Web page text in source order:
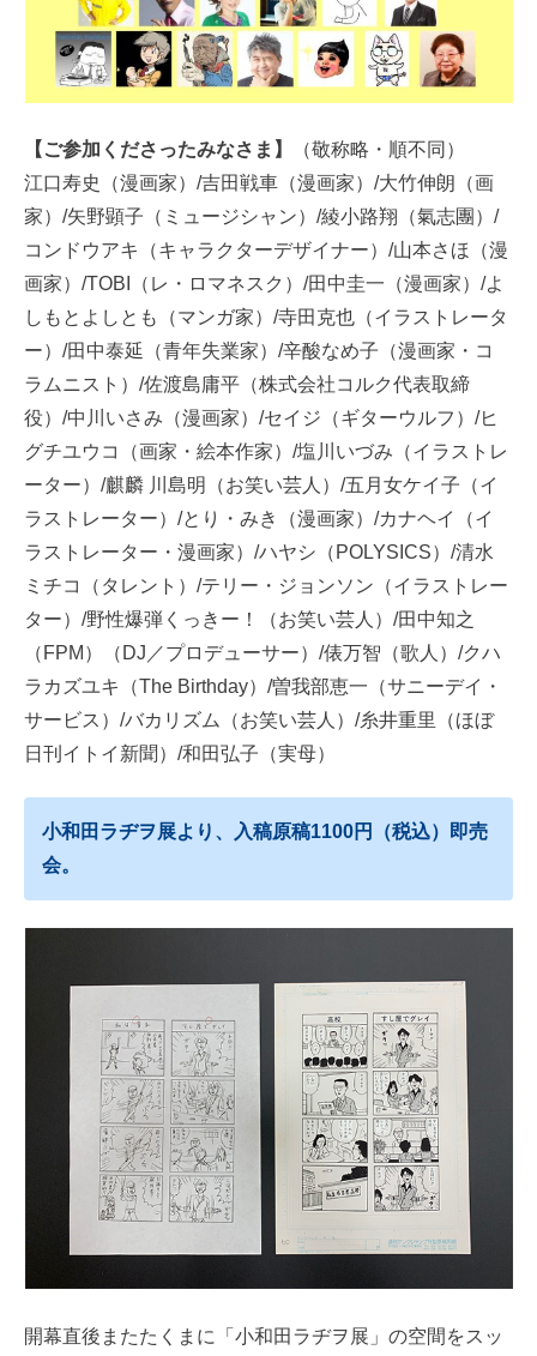
【ご参加くださったみなさま】
（敬称略・順不同）
江口寿史（漫画家）/吉田戦車（漫画家）/大竹伸朗（画
家）/矢野顕子（ミュージシャン）/綾小路翔（氣志團）/
コンドウアキ（キャラクターデザイナー）/山本さほ（漫
画家）/TOBI（レ・ロマネスク）/田中圭一（漫画家）/よ
しもとよしとも（マンガ家）/寺田克也（イラストレータ
ー）/田中泰延（青年失業家）/辛酸なめ子（漫画家・コ
ラムニスト）/佐渡島庸平（株式会社コルク代表取締
役）/中川いさみ（漫画家）/セイジ（ギターウルフ）/ヒ
グチユウコ（画家・絵本作家）/塩川いづみ（イラストレ
ーター）/麒麟 川島明（お笑い芸人）/五月女ケイ子（イ
ラストレーター）/とり・みき（漫画家）/カナヘイ（イ
ラストレーター・漫画家）/ハヤシ（POLYSICS）/清水
ミチコ（タレント）/テリー・ジョンソン（イラストレー
ター）/野性爆弾くっきー！（お笑い芸人）/田中知之
（FPM）（DJ／プロデューサー）/俵万智（歌人）/クハ
ラカズユキ（The Birthday）/曽我部恵一（サニーデイ・
サービス）/バカリズム（お笑い芸人）/糸井重里（ほぼ
日刊イトイ新聞）/和田弘子（実母）
小和田ラヂヲ展より、入稿原稿1100円（税込）即売
会。
開幕直後またたくまに「小和田ラヂヲ展」の空間をスッ